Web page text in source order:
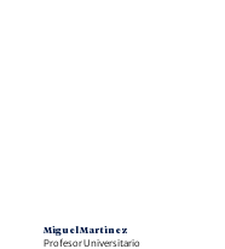
Miguel Martinez
Profesor Universitario